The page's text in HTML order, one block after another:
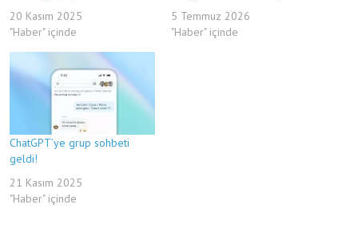
20 Kasım 2025
"Haber" içinde
5 Temmuz 2026
"Haber" içinde
ChatGPT’ye grup sohbeti
geldi!
21 Kasım 2025
"Haber" içinde